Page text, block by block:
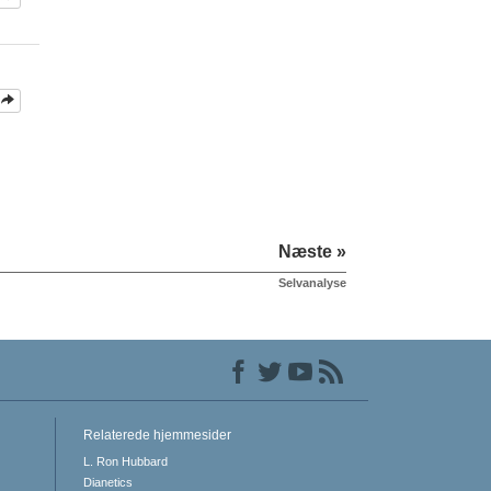
Næste »
Selvanalyse
Relaterede hjemmesider
L. Ron Hubbard
Dianetics